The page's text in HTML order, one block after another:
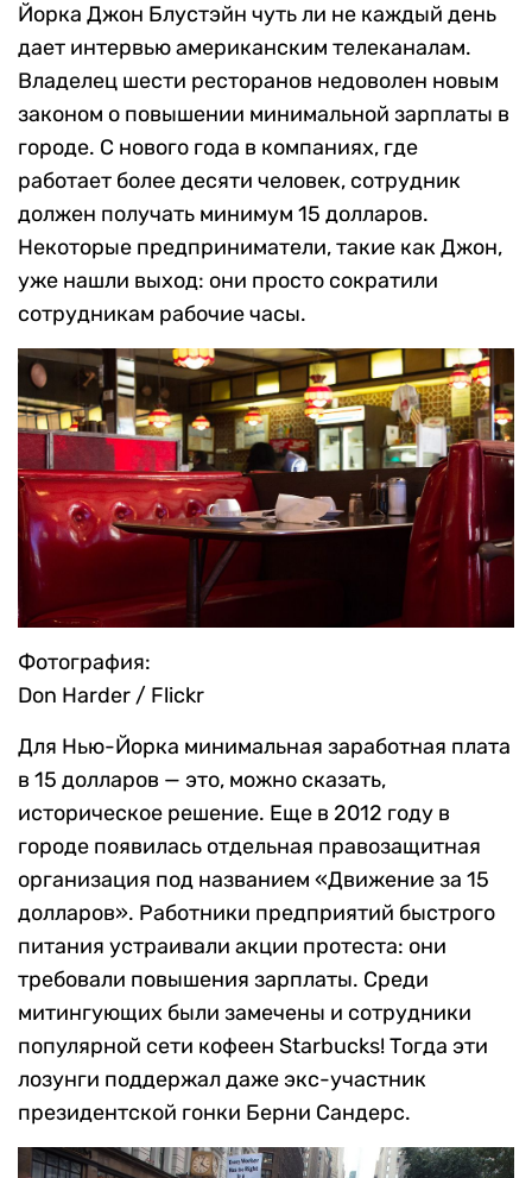
Йорка Джон Блустэйн чуть ли не каждый день
дает интервью американским телеканалам.
Владелец шести ресторанов недоволен новым
законом о повышении минимальной зарплаты в
городе. С нового года в компаниях, где
работает более десяти человек, сотрудник
должен получать минимум 15 долларов.
Некоторые предприниматели, такие как Джон,
уже нашли выход: они просто сократили
сотрудникам рабочие часы.
Фотография:
Don Harder / Flickr
Для Нью-Йорка минимальная заработная плата
в 15 долларов — это, можно сказать,
историческое решение. Еще в 2012 году в
городе появилась отдельная правозащитная
организация под названием «Движение за 15
долларов». Работники предприятий быстрого
питания устраивали акции протеста: они
требовали повышения зарплаты. Среди
митингующих были замечены и сотрудники
популярной сети кофеен Starbucks! Тогда эти
лозунги поддержал даже экс-участник
президентской гонки Берни Сандерс.